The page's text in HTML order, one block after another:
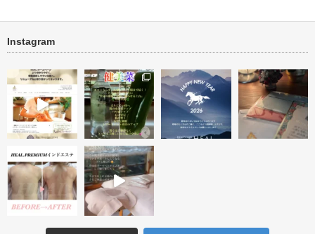
小顔ケア 顔筋リフトトリートnew タラソ再生トリートメントニキビ・ニキビ跡改善
Instagram